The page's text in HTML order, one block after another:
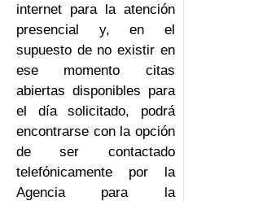
internet para la atención
presencial y, en el
supuesto de no existir en
ese momento citas
abiertas disponibles para
el día solicitado, podrá
encontrarse con la opción
de ser contactado
telefónicamente por la
Agencia para la